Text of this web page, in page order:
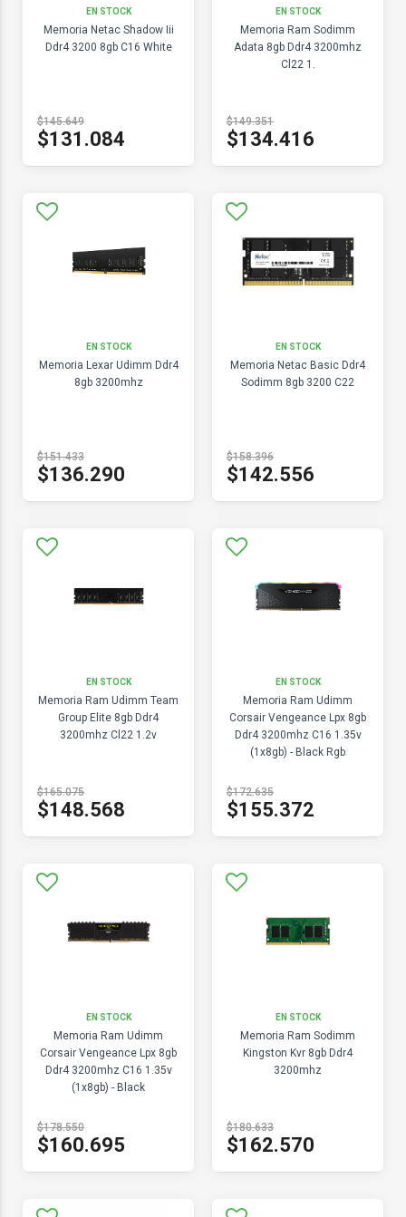
EN STOCK
Memoria Netac Shadow Iii
Ddr4 3200 8gb C16 White
$145.649
$131.084
EN STOCK
Memoria Ram Sodimm
Adata 8gb Ddr4 3200mhz
Cl22 1.
$149.351
$134.416
EN STOCK
Memoria Lexar Udimm Ddr4
8gb 3200mhz
$151.433
$136.290
EN STOCK
Memoria Netac Basic Ddr4
Sodimm 8gb 3200 C22
$158.396
$142.556
EN STOCK
Memoria Ram Udimm Team
Group Elite 8gb Ddr4
3200mhz Cl22 1.2v
$165.075
$148.568
EN STOCK
Memoria Ram Udimm
Corsair Vengeance Lpx 8gb
Ddr4 3200mhz C16 1.35v
(1x8gb) - Black Rgb
$172.635
$155.372
EN STOCK
Memoria Ram Udimm
Corsair Vengeance Lpx 8gb
Ddr4 3200mhz C16 1.35v
(1x8gb) - Black
$178.550
$160.695
EN STOCK
Memoria Ram Sodimm
Kingston Kvr 8gb Ddr4
3200mhz
$180.633
$162.570